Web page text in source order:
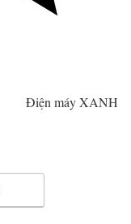
Điện máy XANH